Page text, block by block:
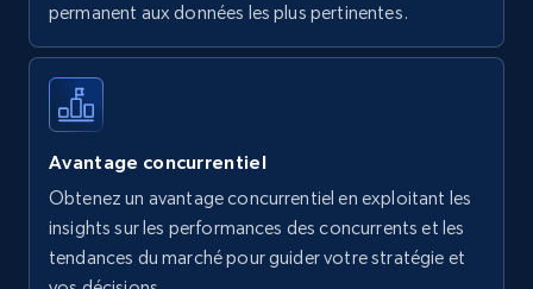
permanent aux données les plus pertinentes.
Avantage concurrentiel
Obtenez un avantage concurrentiel en exploitant les
insights sur les performances des concurrents et les
tendances du marché pour guider votre stratégie et